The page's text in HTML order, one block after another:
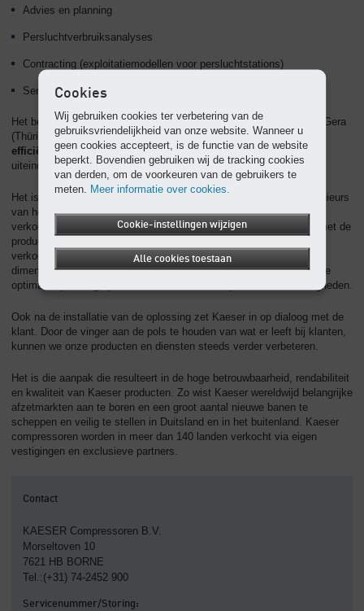
Advies en planning
Persluchtverbruiksanalyses
Contracting (exploitatiemodellen voor persluchtstations)
Service
Het bedrijf produceert zijn producten in Coburg (Noord-Beieren) en Gera
(Thüringen). Ze blinken vooral uit inbetrouwbaarheid, energie-
efficiëntie, rendabiliteitenonderhoudsgemak. Zo maken ze het
uiteindelijke doel van Kaeser waar:maximale klanttevredenheid
Het is een teamprestatie waaraan niet alleen de ontwikkelingsingenieurs
van het bedrijf bijdragen maar ook de servicemedewerkers en
verkoopingenieurs. Zo regelen onze servicemedewerkers parallel met de
productontwikkeling de logistiek voor wisselstukken. Onze
verkoopingenieurs adviseren klanten over de best mogelijke
dimensionering en uitrusting van de installaties. Zij vinden voor u de
optimale oplossing op maat van uw locatie en productieomstandigheden.
Ook na de installatie van de oplossing zet Kaeser in op dialoog met de
klant. Door de vinger aan de pols te houden van wat er leeft bij klanten,
kunnen we onze producten en diensten steeds verder verbeteren.
Het is die aanpak die resulteert in de hoge betrouwbaarheid, rendabiliteit
en kwaliteit van Kaeser producten. Zo wist Kaeser wereldwijd belangrijke
afzetmarkten aan te boren en een groot aantal nieuwe banen te
scheppen en veilig te stellen in Duitsland en in het buitenland. Kaeser
compressoren worden in meer dan 140 landen verkocht via eigen
vestigingen en exclusieve partners.
Contact
KAESER Compressoren B.V.
Morseltoven 10
7621 HB BORNE
Tel.:(+31) 74-2452 900
Servicenummer/Storing:
Cookies
Wij gebruiken cookies ter verbetering van de
gebruiksvriendelijkheid van onze website. Wanneer u
geen cookies accepteert, is de functie van de website
beperkt. Bovendien gebruiken wij de tracking cookies
van derden, om de voorkeuren van de gebruikers te
meten. Meer informatie over cookies.
Cookie-instellingen wijzigen
Alle cookies toestaan